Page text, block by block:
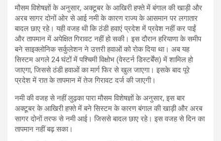
मौसम विशेषज्ञों के अनुसार, अक्टूबर के आखिरी हफ्ते में बंगाल की खाड़ी और
अरब सागर दोनों ओर से आई नमी के कारण राज्य के आसमान पर लगातार
बादल छाए रहे। यही वजह थी कि ठंडी हवाएं प्रदेश में प्रवेश नहीं कर पाईं
और तापमान में अपेक्षित गिरावट नहीं हो सकी। इस दौरान हरियाणा के समीप
बने साइक्लोनिक सर्कुलेशन ने उत्तरी हवाओं को रोक दिया था। अब यह
सिस्टम अगले 24 घंटों में पश्चिमी विक्षोभ (वेस्टर्न डिस्टर्बेंस) में शामिल हो
जाएगा, जिससे ठंडी हवाओं का मार्ग फिर से खुल जाएगा। इसके बाद पूरे
प्रदेश में रात के तापमान में तेज गिरावट दर्ज की जाएगी।
नमी की वजह से नहीं लुढ़का पारा मौसम विशेषज्ञों के अनुसार, इस बार
अक्टूबर के आखिरी हफ्ते में बने सिस्टम के कारण बंगाल की खाड़ी और अरब
सागर दोनों तरफ से नमी आई। जिससे बादल छाए रहे। इस वजह से दिन का
तापमान नहीं बढ़ सका।